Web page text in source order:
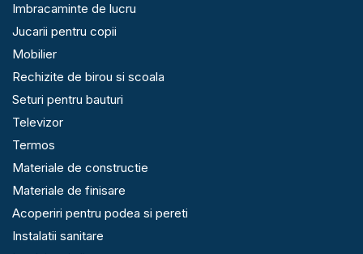
Imbracaminte de lucru
Jucarii pentru copii
Mobilier
Rechizite de birou si scoala
Seturi pentru bauturi
Televizor
Termos
Materiale de constructie
Materiale de finisare
Acoperiri pentru podea si pereti
Instalatii sanitare